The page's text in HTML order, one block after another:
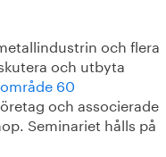
och flera
och utbyta
60
och associerade
Seminariet hålls på